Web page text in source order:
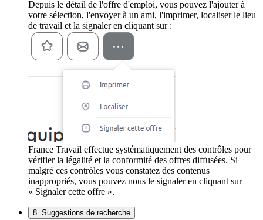
Depuis le détail de l'offre d'emploi, vous pouvez l'ajouter à
votre sélection, l'envoyer à un ami, l'imprimer, localiser le lieu
de travail et la signaler en cliquant sur :
France Travail effectue systématiquement des contrôles pour
vérifier la légalité et la conformité des offres diffusées. Si
malgré ces contrôles vous constatez des contenus
inappropriés, vous pouvez nous le signaler en cliquant sur
« Signaler cette offre ».
8. Suggestions de recherche